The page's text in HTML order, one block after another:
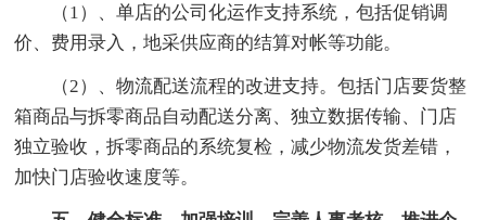
（1）、单店的公司化运作支持系统，包括促销调
价、费用录入，地采供应商的结算对帐等功能。
（2）、物流配送流程的改进支持。包括门店要货整
箱商品与拆零商品自动配送分离、独立数据传输、门店
独立验收，拆零商品的系统复检，减少物流发货差错，
加快门店验收速度等。